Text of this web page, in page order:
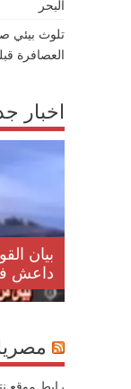
البحر
تلوث بيئي
العصافرة
اخبار
بيان
داعش